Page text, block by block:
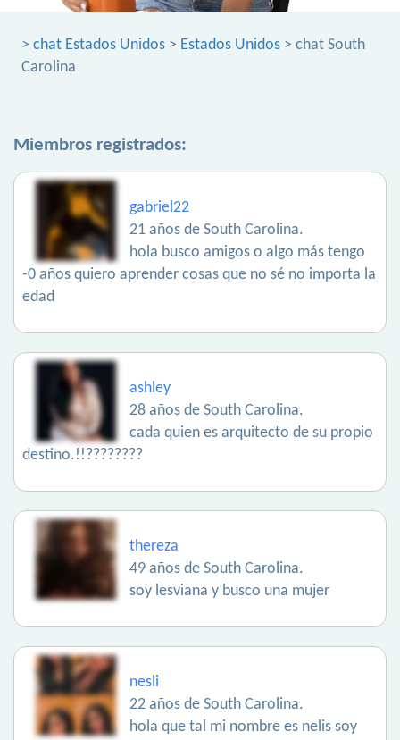
> chat Estados Unidos > Estados Unidos > chat South
Carolina
Miembros registrados:
gabriel22
21 años de South Carolina.
hola busco amigos o algo más tengo
-0 años quiero aprender cosas que no sé no importa la
edad
ashley
28 años de South Carolina.
cada quien es arquitecto de su propio
destino.!!????????
thereza
49 años de South Carolina.
soy lesviana y busco una mujer
nesli
22 años de South Carolina.
hola que tal mi nombre es nelis soy